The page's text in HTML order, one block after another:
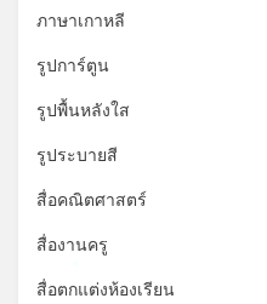
ภาษาเกาหลี
รูปการ์ตูน
รูปพื้นหลังใส
รูประบายสี
สื่อคณิตศาสตร์
สื่องานครู
สื่อตกแต่งห้องเรียน